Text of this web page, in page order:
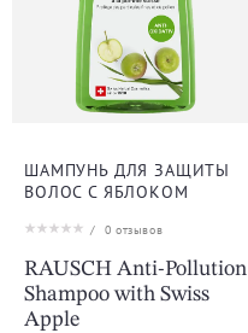
ШАМПУНЬ ДЛЯ ЗАЩИТЫ
ВОЛОС С ЯБЛОКОМ
/ 0 отзывов
RAUSCH Anti-Pollution
Shampoo with Swiss
Apple